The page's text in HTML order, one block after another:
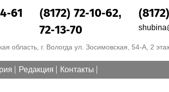
61
(8172) 72-10-62,
72-13-70
область, г. Вологда ул. Зосимовская, 54-А, 2
Редакция Контакты